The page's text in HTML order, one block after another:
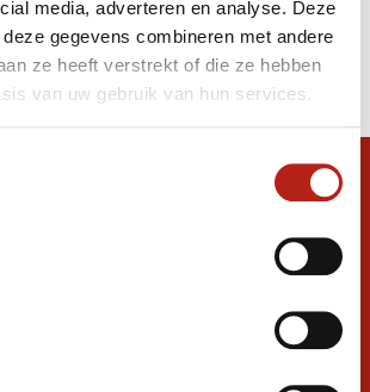
media, adverteren en analyse. Deze
gegevens combineren met andere
ze heeft verstrekt of die ze hebben
van uw gebruik van hun services.
op je vraag?